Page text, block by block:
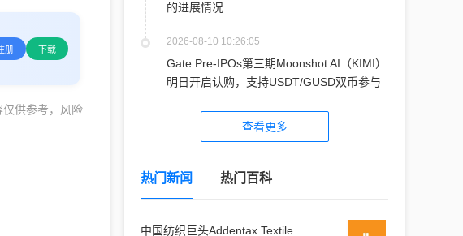
册 下载
供参考，风险
的进展情况
2026-08-10 10:26:05
Gate Pre-IPOs第三期Moonshot AI（KIMI）
明日开启认购，支持USDT/GUSD双币参与
查看更多
热门新闻 热门百科
中国纺织巨头Addentax Textile